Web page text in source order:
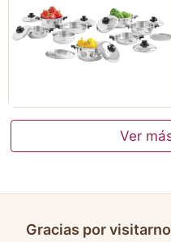
Ver
Gracias por